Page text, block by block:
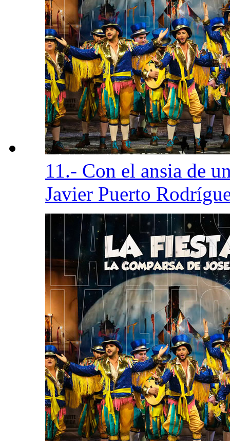
11.- Con el ansia de
Javier Puerto